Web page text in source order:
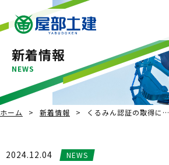
新着情報
NEWS
ホーム 新着情報 くるみん認証の取得に…
2024.12.04 NEWS